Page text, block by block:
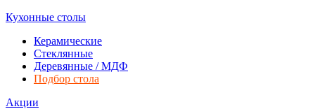
Кухонные столы
Керамические
Стеклянные
Деревянные / МДФ
Подбор стола
Акции